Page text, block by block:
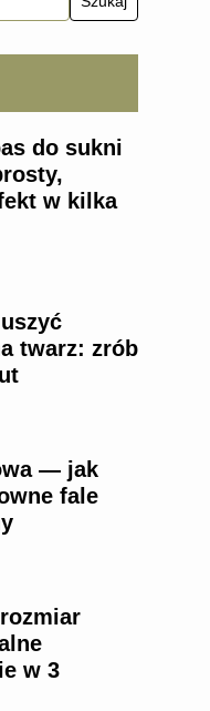
do sukni
w kilka
twarz: zrób
— jak
fale
w 3